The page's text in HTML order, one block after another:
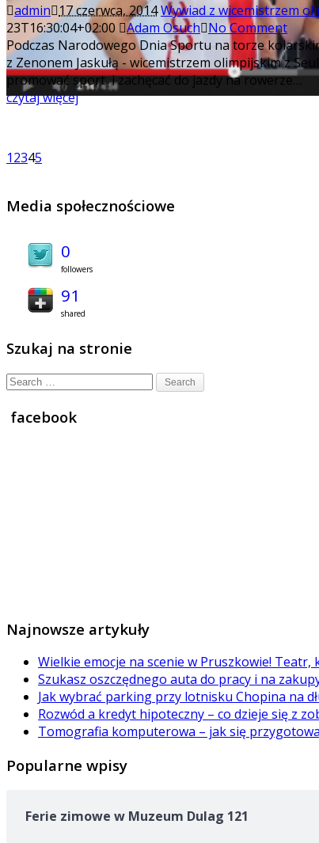
admin 17 czerwca, 2014Wywiad z wicemistrzem
23T16:30:04+02:00
Adam Osuch No Comment
Podczas Narodowego Dnia Sportu na torze
z Zenonem Jaskułą - wicemistrzem olimpijskim z
promować sport i zachęcać do jazdy na rowerze…
czytaj więcej
12345
Media społecznościowe
0
followers
91
shared
Szukaj na stronie
Search
facebook
Najnowsze artykuły
Wielkie emocje na scenie w Pruszkowie!
Szukasz oszczędnego auta do pracy i na
Jak wybrać parking przy lotnisku Chopina na
Rozwód a kredyt hipoteczny – co dzieje się z
Tomografia komputerowa – jak się
Popularne wpisy
Ferie zimowe w Muzeum Dulag 121